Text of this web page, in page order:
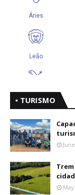
• TURISMO